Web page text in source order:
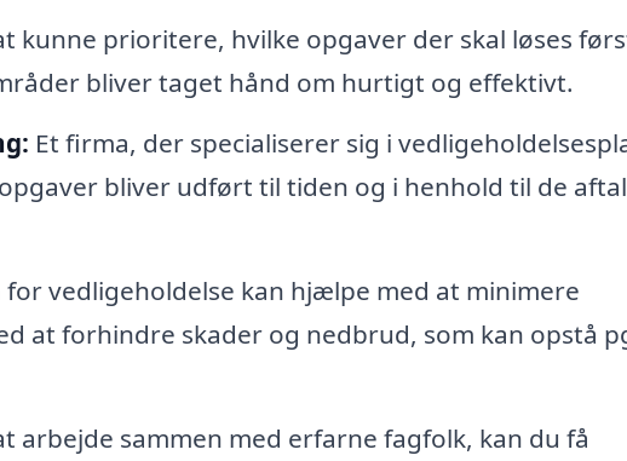
kunne prioritere, hvilke opgaver der skal løses
bliver taget hånd om hurtigt og effektivt.
Et firma, der specialiserer sig i
bliver udført til tiden og i henhold til de
for vedligeholdelse kan hjælpe med at minimere
at forhindre skader og nedbrud, som kan opstå
arbejde sammen med erfarne fagfolk, kan du få